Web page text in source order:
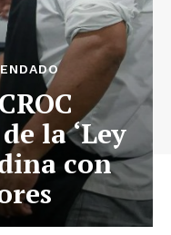
la ‘Ley
con